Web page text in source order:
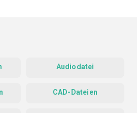
Audiodatei
CAD-Dateien